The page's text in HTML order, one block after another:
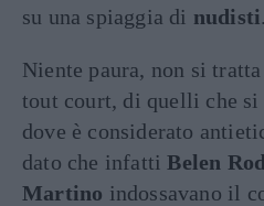
su una spiaggia di nudisti.
Niente paura, non si
tout court, di quelli che
dove è considerato
dato che infattiBelen
Martino indossavano il